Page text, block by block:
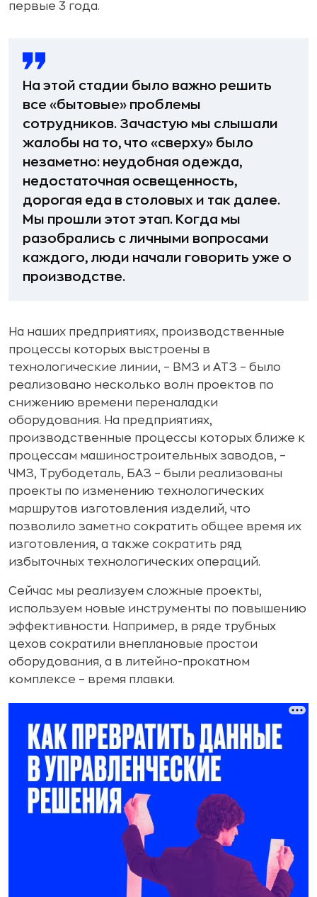
первые 3 года.
На этой стадии было важно решить
все «бытовые» проблемы
сотрудников. Зачастую мы слышали
жалобы на то, что «сверху» было
незаметно: неудобная одежда,
недостаточная освещенность,
дорогая еда в столовых и так далее.
Мы прошли этот этап. Когда мы
разобрались с личными вопросами
каждого, люди начали говорить уже о
производстве.
На наших предприятиях, производственные
процессы которых выстроены в
технологические линии, – ВМЗ и АТЗ – было
реализовано несколько волн проектов по
снижению времени переналадки
оборудования. На предприятиях,
производственные процессы которых ближе к
процессам машиностроительных заводов, –
ЧМЗ, Трубодеталь, БАЗ – были реализованы
проекты по изменению технологических
маршрутов изготовления изделий, что
позволило заметно сократить общее время их
изготовления, а также сократить ряд
избыточных технологических операций.
Сейчас мы реализуем сложные проекты,
используем новые инструменты по повышению
эффективности. Например, в ряде трубных
цехов сократили внеплановые простои
оборудования, а в литейно-прокатном
комплексе – время плавки.